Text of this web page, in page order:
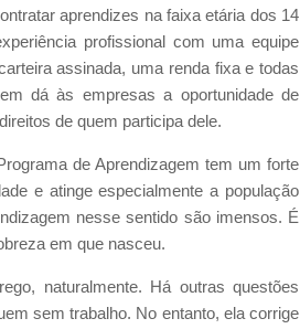
aprendizes na faixa etária dos 14
profissional com uma equipe
assinada, uma renda fixa e todas
dá às empresas a oportunidade de
de quem participa dele.
de Aprendizagem tem um forte
e atinge especialmente a população
nesse sentido são imensos. É
em que nasceu.
naturalmente. Há outras questões
sem trabalho. No entanto, ela corrige